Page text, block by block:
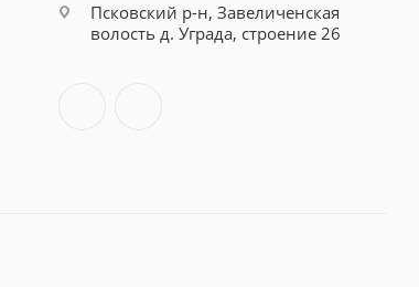
Псковский р-н, Завеличенская
волость д. Уграда, строение 26